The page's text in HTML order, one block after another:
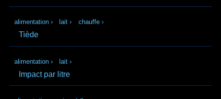
alimentation › lait › chauffe ›
Tiède
alimentation › lait ›
Impact par litre